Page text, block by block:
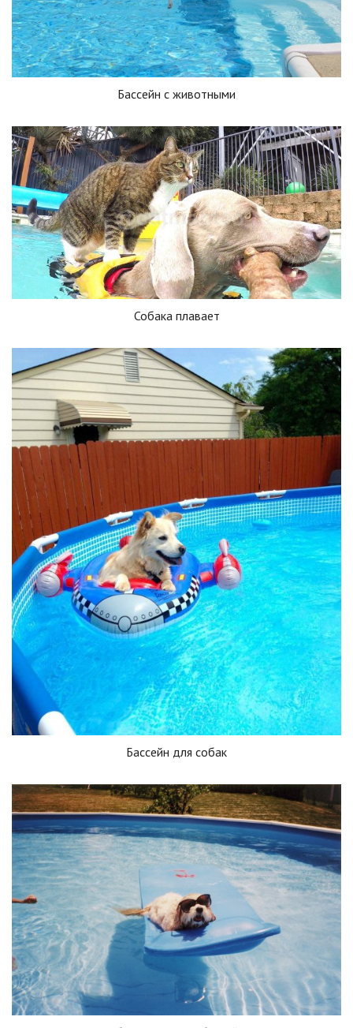
Бассейн с животными
Собака плавает
Бассейн для собак